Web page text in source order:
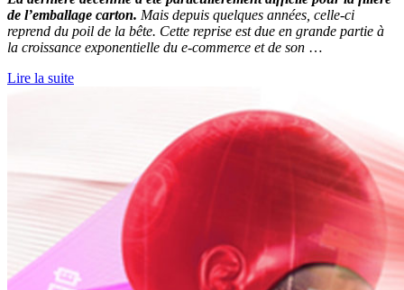
de l’emballage carton. Mais depuis quelques années, celle-ci
reprend du poil de la bête. Cette reprise est due en grande partie à
la croissance exponentielle du e-commerce et de son …
Lire la suite